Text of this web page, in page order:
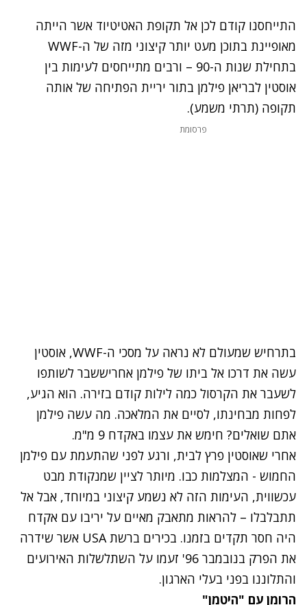
התייחסנו קודם לכן אל תקופת האטיטיוד אשר הייתה
מאופיינת בתוכן מעט יותר קיצוני מזה של ה-WWF
בתחילת שנות ה-90 – ורבים מתייחסים לעימות בין
אוסטין לבריאן פילמן בתור יריית הפתיחה של אותה
תקופה (תרתי משמע).
פרסומת
בתרחיש שמעולם לא נראה על מסכי ה-WWF, אוסטין
עשה את דרכו אל ביתו של פילמן אחריששבר לשותפו
לשעבר את הקרסול כמה לילות קודם בזירה. הוא הגיע,
לפחות מבחינתו, לסיים את המלאכה. מה עשה פילמן
אתם שואלים? חימש את עצמו באקדח 9 מ"מ.
אחרי שאוסטין פרץ לבית, ורגע לפני שהתעמת עם פילמן
החמוש - המצלמות כבו. מיותר לציין שמנקודת מבט
עכשווית, העימות הזה לא נשמע קיצוני במיוחד, אבל אל
תתבלבלו – להראות מתאבק מאיים על יריבו עם אקדח
היה חסר תקדים בזמנו. בכירים ברשת USA אשר שידרה
את הפרק בנובמבר 96' זעמו על השתלשלות האירועים
והתלוננו בפני בעלי הארגון.
הרומן עם "היטמן"